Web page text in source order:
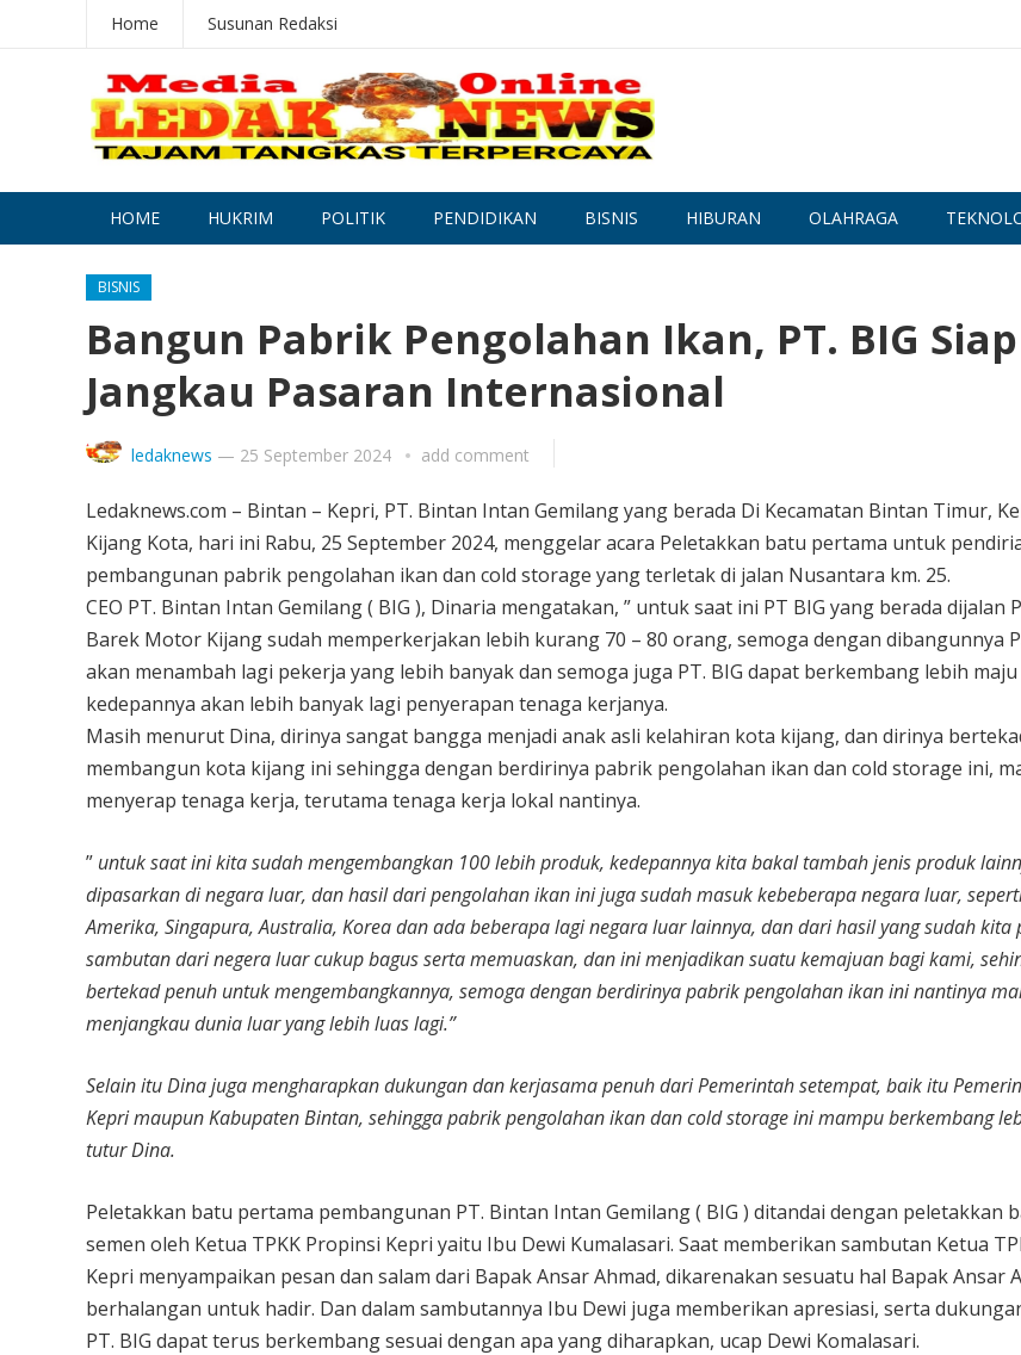
Home Susunan Redaksi
HOME HUKRIM POLITIK PENDIDIKAN BISNIS HIBURAN OLAHRAGA
BISNIS
Bangun Pabrik Pengolahan Ikan, PT. BIG Siap
Jangkau Pasaran Internasional
ledaknews — 25 September 2024 add comment
Ledaknews.com – Bintan – Kepri, PT. Bintan Intan Gemilang yang berada Di Kecamatan Bintan Timur,
Kijang Kota, hari ini Rabu, 25 September 2024, menggelar acara Peletakkan batu pertama untuk
pembangunan pabrik pengolahan ikan dan cold storage yang terletak di jalan Nusantara km. 25.
CEO PT. Bintan Intan Gemilang ( BIG ), Dinaria mengatakan, ” untuk saat ini PT BIG yang berada dijalan
Barek Motor Kijang sudah memperkerjakan lebih kurang 70 – 80 orang, semoga dengan dibangunnya
akan menambah lagi pekerja yang lebih banyak dan semoga juga PT. BIG dapat berkembang lebih
kedepannya akan lebih banyak lagi penyerapan tenaga kerjanya.
Masih menurut Dina, dirinya sangat bangga menjadi anak asli kelahiran kota kijang, dan dirinya
membangun kota kijang ini sehingga dengan berdirinya pabrik pengolahan ikan dan cold storage ini,
menyerap tenaga kerja, terutama tenaga kerja lokal nantinya.
” untuk saat ini kita sudah mengembangkan 100 lebih produk, kedepannya kita bakal tambah jenis produk
dipasarkan di negara luar, dan hasil dari pengolahan ikan ini juga sudah masuk kebeberapa negara luar,
Amerika, Singapura, Australia, Korea dan ada beberapa lagi negara luar lainnya, dan dari hasil yang sudah kita
sambutan dari negera luar cukup bagus serta memuaskan, dan ini menjadikan suatu kemajuan bagi kami,
bertekad penuh untuk mengembangkannya, semoga dengan berdirinya pabrik pengolahan ikan ini nantinya
menjangkau dunia luar yang lebih luas lagi.”
Selain itu Dina juga mengharapkan dukungan dan kerjasama penuh dari Pemerintah setempat, baik itu
Kepri maupun Kabupaten Bintan, sehingga pabrik pengolahan ikan dan cold storage ini mampu berkembang
tutur Dina.
Peletakkan batu pertama pembangunan PT. Bintan Intan Gemilang ( BIG ) ditandai dengan peletakkan
semen oleh Ketua TPKK Propinsi Kepri yaitu Ibu Dewi Kumalasari. Saat memberikan sambutan Ketua
Kepri menyampaikan pesan dan salam dari Bapak Ansar Ahmad, dikarenakan sesuatu hal Bapak Ansar
berhalangan untuk hadir. Dan dalam sambutannya Ibu Dewi juga memberikan apresiasi, serta
PT. BIG dapat terus berkembang sesuai dengan apa yang diharapkan, ucap Dewi Komalasari.